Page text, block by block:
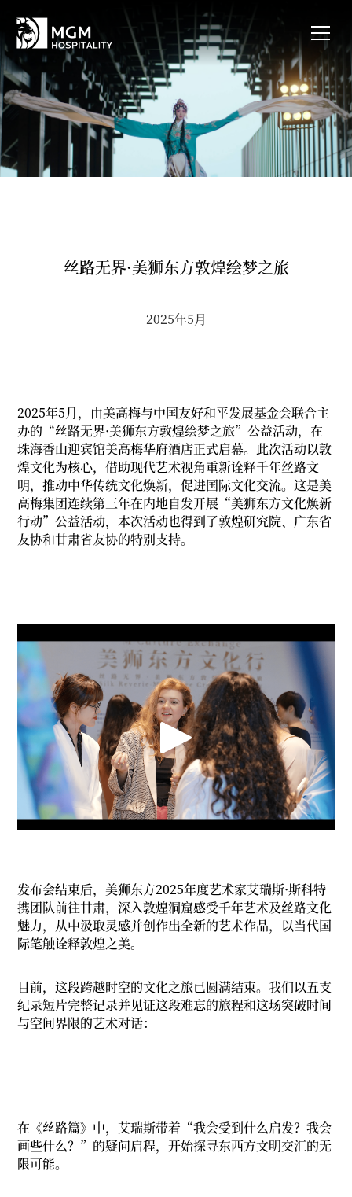
丝路无界·美狮东方敦煌绘梦之旅
2025年5月
2025年5月，由美高梅与中国友好和平发展基金会联合主
办的“丝路无界·美狮东方敦煌绘梦之旅”公益活动，在
珠海香山迎宾馆美高梅华府酒店正式启幕。此次活动以敦
煌文化为核心，借助现代艺术视角重新诠释千年丝路文
明，推动中华传统文化焕新，促进国际文化交流。这是美
高梅集团连续第三年在内地自发开展“美狮东方文化焕新
行动”公益活动，本次活动也得到了敦煌研究院、广东省
友协和甘肃省友协的特别支持。
发布会结束后，美狮东方2025年度艺术家艾瑞斯·斯科特
携团队前往甘肃，深入敦煌洞窟感受千年艺术及丝路文化
魅力，从中汲取灵感并创作出全新的艺术作品，以当代国
际笔触诠释敦煌之美。
目前，这段跨越时空的文化之旅已圆满结束。我们以五支
纪录短片完整记录并见证这段难忘的旅程和这场突破时间
与空间界限的艺术对话：
在《丝路篇》中，艾瑞斯带着“我会受到什么启发？我会
画些什么？”的疑问启程，开始探寻东西方文明交汇的无
限可能。